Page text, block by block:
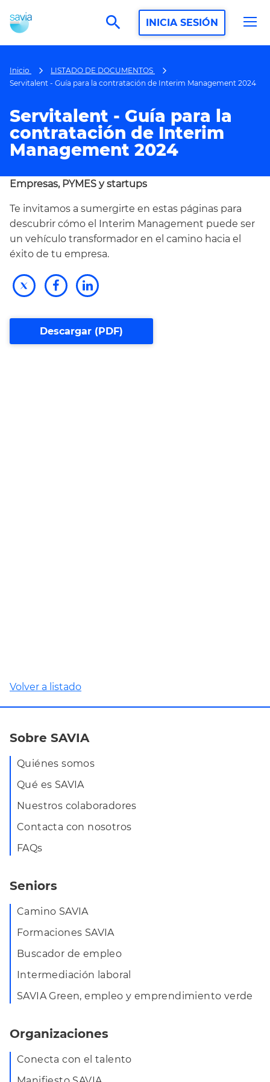
search INICIA SESIÓN
Inicio
LISTADO DE DOCUMENTOS
Servitalent - Guía para la contratación de Interim Management 2024
Servitalent - Guía para la
contratación de Interim
Management 2024
Empresas, PYMES y startups
Te invitamos a sumergirte en estas páginas para
descubrir cómo el Interim Management puede ser
un vehículo transformador en el camino hacia el
éxito de tu empresa.
Descargar (PDF)
Volver a listado
Sobre SAVIA
Quiénes somos
Qué es SAVIA
Nuestros colaboradores
Contacta con nosotros
FAQs
Seniors
Camino SAVIA
Formaciones SAVIA
Buscador de empleo
Intermediación laboral
SAVIA Green, empleo y emprendimiento verde
Organizaciones
Conecta con el talento